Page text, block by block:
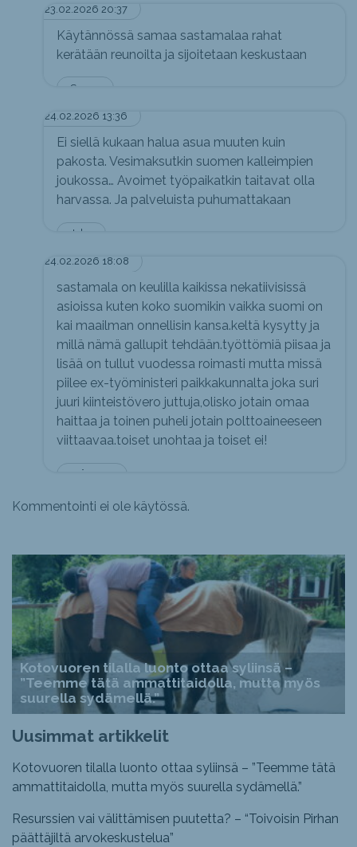
23.02.2026 20:37
Seppo
Käytännössä samaa sastamalaa rahat
kerätään reunoilta ja sijoitetaan keskustaan
24.02.2026 13:36
Joku
Ei siellä kukaan halua asua muuten kuin
pakosta. Vesimaksutkin suomen kalleimpien
joukossa… Avoimet työpaikatkin taitavat olla
harvassa. Ja palveluista puhumattakaan
24.02.2026 18:08
mä vaan.
sastamala on keulilla kaikissa nekatiivisissä
asioissa kuten koko suomikin vaikka suomi on
kai maailman onnellisin kansa.keltä kysytty ja
millä nämä gallupit tehdään.työttömiä piisaa ja
lisää on tullut vuodessa roimasti mutta missä
piilee ex-työministeri paikkakunnalta joka suri
juuri kiinteistövero juttuja,olisko jotain omaa
haittaa ja toinen puheli jotain polttoaineeseen
viittaavaa.toiset unohtaa ja toiset ei!
Kommentointi ei ole käytössä.
Kotovuoren tilalla luonto ottaa syliinsä –
”Teemme tätä ammattitaidolla, mutta myös
suurella sydämellä.”
Uusimmat artikkelit
Kotovuoren tilalla luonto ottaa syliinsä – ”Teemme tätä
ammattitaidolla, mutta myös suurella sydämellä.”
Resurssien vai välittämisen puutetta? – “Toivoisin Pirhan
päättäjiltä arvokeskustelua”